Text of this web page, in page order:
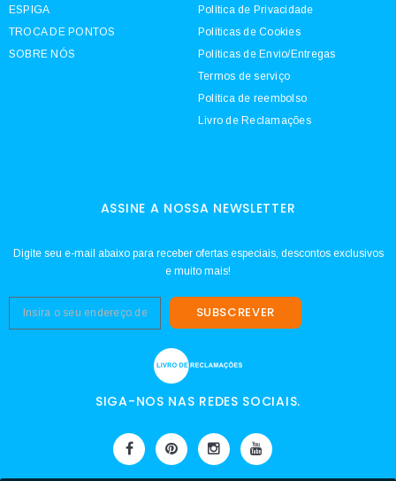
ESPIGA
TROCA DE PONTOS
SOBRE NÓS
Política de Privacidade
Políticas de Cookies
Políticas de Envio/Entregas
Termos de serviço
Política de reembolso
Livro de Reclamações
ASSINE A NOSSA NEWSLETTER
Digite seu e-mail abaixo para receber ofertas especiais, descontos exclusivos
e muito mais!
SUBSCREVER
SIGA-NOS NAS REDES SOCIAIS.